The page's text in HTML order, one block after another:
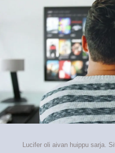
Lucifer oli aivan huippu sarja.